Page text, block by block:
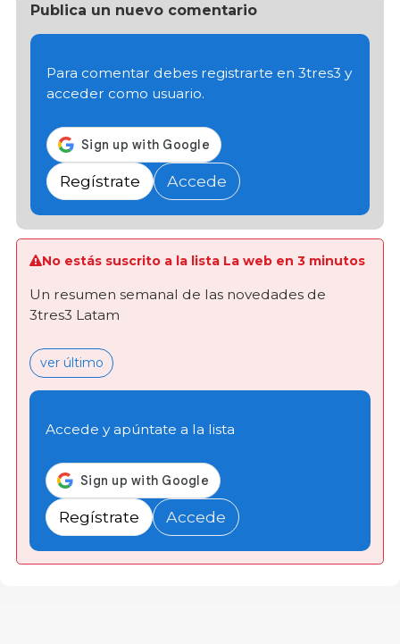
Publica un nuevo comentario
Para comentar debes registrarte en 3tres3 y
acceder como usuario.
Regístrate Accede
No estás suscrito a la lista La web en 3 minutos
Un resumen semanal de las novedades de
3tres3 Latam
ver último
Accede y apúntate a la lista
Regístrate Accede